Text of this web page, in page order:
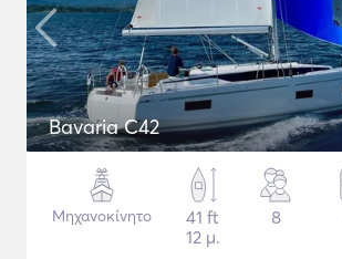
Bavaria C42
Μηχανοκίνητο
41 ft
12 μ.
8